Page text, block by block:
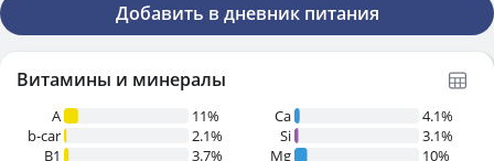
Добавить в дневник питания
Витамины и минералы
A
11%
b-car
2.1%
В1
3.7%
Ca
4.1%
Si
3.1%
Mg
10%